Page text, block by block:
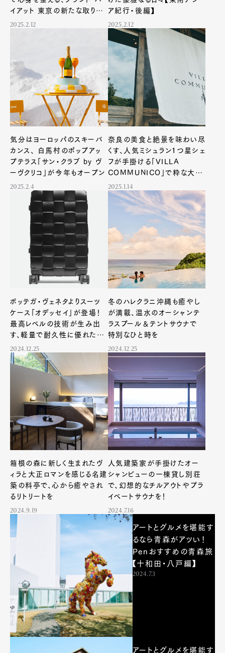
イアット 東京の新たな取り組
みとは？
2025.2.12
ア紀行・後編】
2025.2.12
気分はヨーロッパのスキーバ
カンス、 白馬村のポップアッ
プテラス「サン・クラブ by ヴ
ーヴクリコ」が今年もオープン
2025.2.4
奈良の美食と絶景を味わい尽
くす、人気ミシュラン１つ星シェ
フが手掛ける「VILLA
COMMUNICO」で粋な大和
時間を
2025.1.14
ボッテガ・ヴェネタよりスーツ
ケース「オデッセイ」が登場！
最高レベルの技術が生み出
す、軽量で耐久性に優れたア
イテム
2024.12.25
冬のハレクラニ沖縄も癒やし
が満載、温水のオーシャンテ
ラスプール＆テントサウナで
特別なひと時を
2024.12.25
箱根の森に新しく生まれたヴ
ィラと大正ロマンを感じる名建
築の料亭で、心から癒やされ
るリトリートを
2024.9.19
人気建築家が手掛けたオー
シャンビューの一棟貸し別荘
で、幻想的なチルアウトやプラ
イベートサウナを！
2024.7.16
アートとグルメを堪能す
るなら青森がアツい！
Penおすすめの青森旅
【十和田・八戸編】
2024.7.3
アートとグルメを堪能す